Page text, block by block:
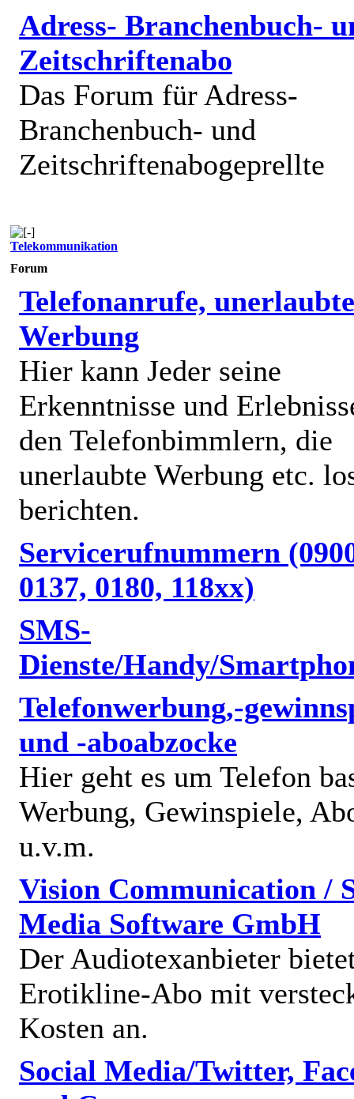
Adress- Branchenbuch-
Zeitschriftenabo
Das Forum für Adress-
Branchenbuch- und
Zeitschriftenabogeprellte
Telekommunikation
Forum
Telefonanrufe, unerlaubte
Werbung
Hier kann Jeder seine
Erkenntnisse und
den Telefonbimmlern, die
unerlaubte Werbung etc.
berichten.
Servicerufnummern
0137, 0180, 118xx)
SMS-
Dienste/Handy/
Telefonwerbung,-
und -aboabzocke
Hier geht es um Telefon
Werbung, Gewinspiele,
u.v.m.
Vision Communication /
Media Software GmbH
Der Audiotexanbieter
Erotikline-Abo mit
Kosten an.
Social Media/Twitter,